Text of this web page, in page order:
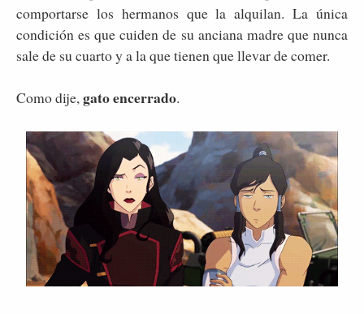
comportarse los hermanos que la alquilan. La única
condición es que cuiden de su anciana madre que nunca
sale de su cuarto y a la que tienen que llevar de comer.
Como dije, gato encerrado.